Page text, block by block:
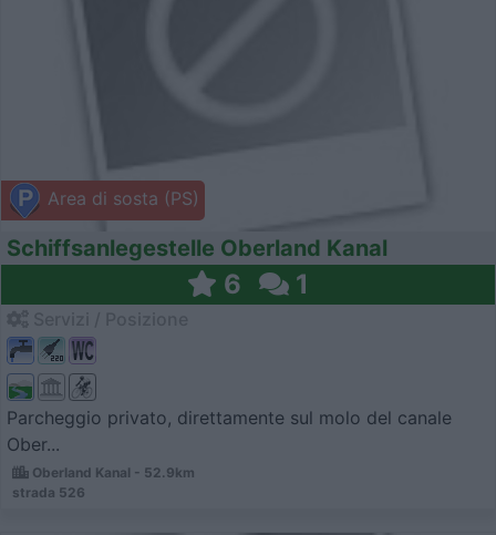
Area di sosta (PS)
Schiffsanlegestelle Oberland Kanal
6 1
Parcheggio privato, direttamente sul molo del canale
Ober...
Oberland Kanal - 52.9km
strada 526